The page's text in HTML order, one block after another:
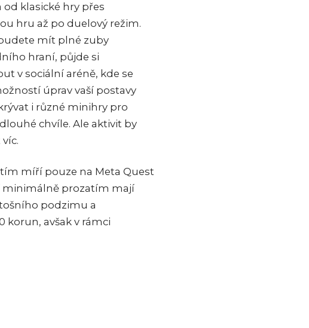
klasické hry přes
hru až po duelový režim.
mít plné zuby
hraní, půjde si
v sociální aréně, kde se
úprav vaší postavy
i různé minihry pro
chvíle. Ale aktivit by
míří pouze na Meta Quest
minimálně prozatím mají
podzimu a
korun, avšak v rámci